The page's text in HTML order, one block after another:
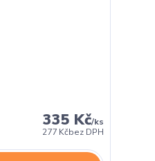
335 Kč/ks
277 Kčbez DPH